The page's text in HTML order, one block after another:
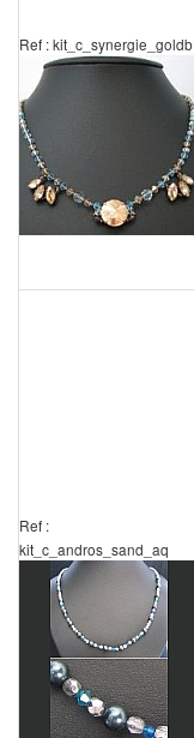
Ref : kit_c_synergie_goldb
Ref :
kit_c_andros_sand_aq